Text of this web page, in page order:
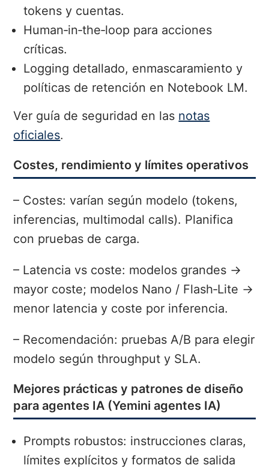
tokens y cuentas.
Human‑in‑the‑loop para acciones
críticas.
Logging detallado, enmascaramiento y
políticas de retención en Notebook LM.
Ver guía de seguridad en las notas
oficiales.
Costes, rendimiento y límites operativos
– Costes: varían según modelo (tokens,
inferencias, multimodal calls). Planifica
con pruebas de carga.
– Latencia vs coste: modelos grandes →
mayor coste; modelos Nano / Flash‑Lite →
menor latencia y coste por inferencia.
– Recomendación: pruebas A/B para elegir
modelo según throughput y SLA.
Mejores prácticas y patrones de diseño
para agentes IA (Yemini agentes IA)
Prompts robustos: instrucciones claras,
límites explícitos y formatos de salida